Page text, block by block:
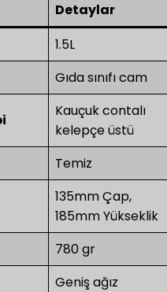
Detaylar
1.5L
Gıda sınıfı cam
Kauçuk contalı
kelepçe üstü
Temiz
135mm Çap,
185mm Yükseklik
780 gr
Geniş ağız